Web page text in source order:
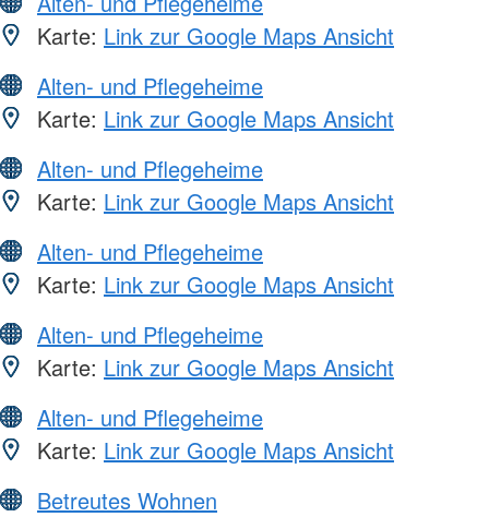
Karte: Link zur Google Maps Ansicht
Alten- und Pflegeheime
Karte: Link zur Google Maps Ansicht
Alten- und Pflegeheime
Karte: Link zur Google Maps Ansicht
Alten- und Pflegeheime
Karte: Link zur Google Maps Ansicht
Alten- und Pflegeheime
Karte: Link zur Google Maps Ansicht
Alten- und Pflegeheime
Karte: Link zur Google Maps Ansicht
Betreutes Wohnen